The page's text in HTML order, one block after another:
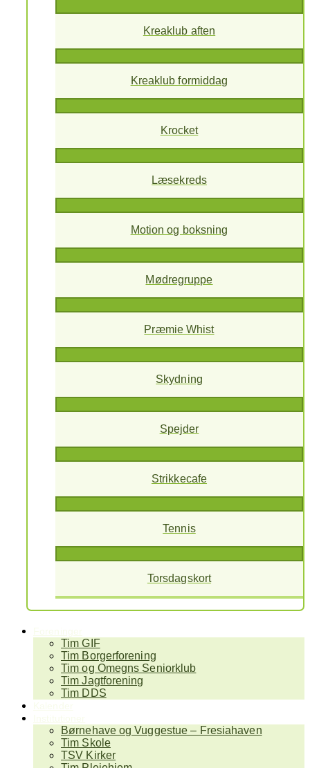
Kreaklub aften
Kreaklub formiddag
Krocket
Læsekreds
Motion og boksning
Mødregruppe
Præmie Whist
Skydning
Spejder
Strikkecafe
Tennis
Torsdagskort
Tim GIF
Tim Borgerforening
Tim og Omegns Seniorklub
Tim Jagtforening
Tim DDS
Børnehave og Vuggestue – Fresiahaven
Tim Skole
TSV Kirker